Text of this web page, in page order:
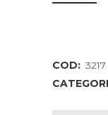
COD: 3217